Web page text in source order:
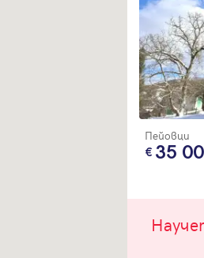
Пейовци
35